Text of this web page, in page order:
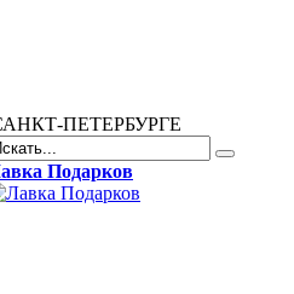
ПЕТЕРБУРГЕ
Подарков